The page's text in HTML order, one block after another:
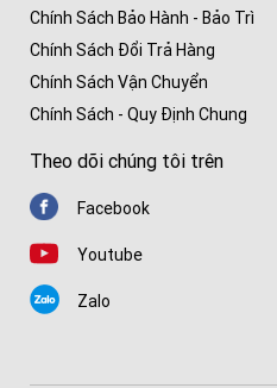
Chính Sách Bảo Hành - Bảo Trì
Chính Sách Đổi Trả Hàng
Chính Sách Vận Chuyển
Chính Sách - Quy Định Chung
Theo dõi chúng tôi trên
Facebook
Youtube
Zalo